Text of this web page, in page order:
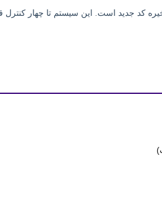
کد جدید است. این سیستم تا چهار